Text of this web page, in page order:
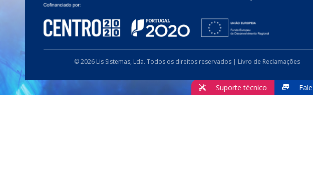
© 2026 Lis Sistemas, Lda. Todos os direitos reservados | Livro de Reclamações
Suporte técnico